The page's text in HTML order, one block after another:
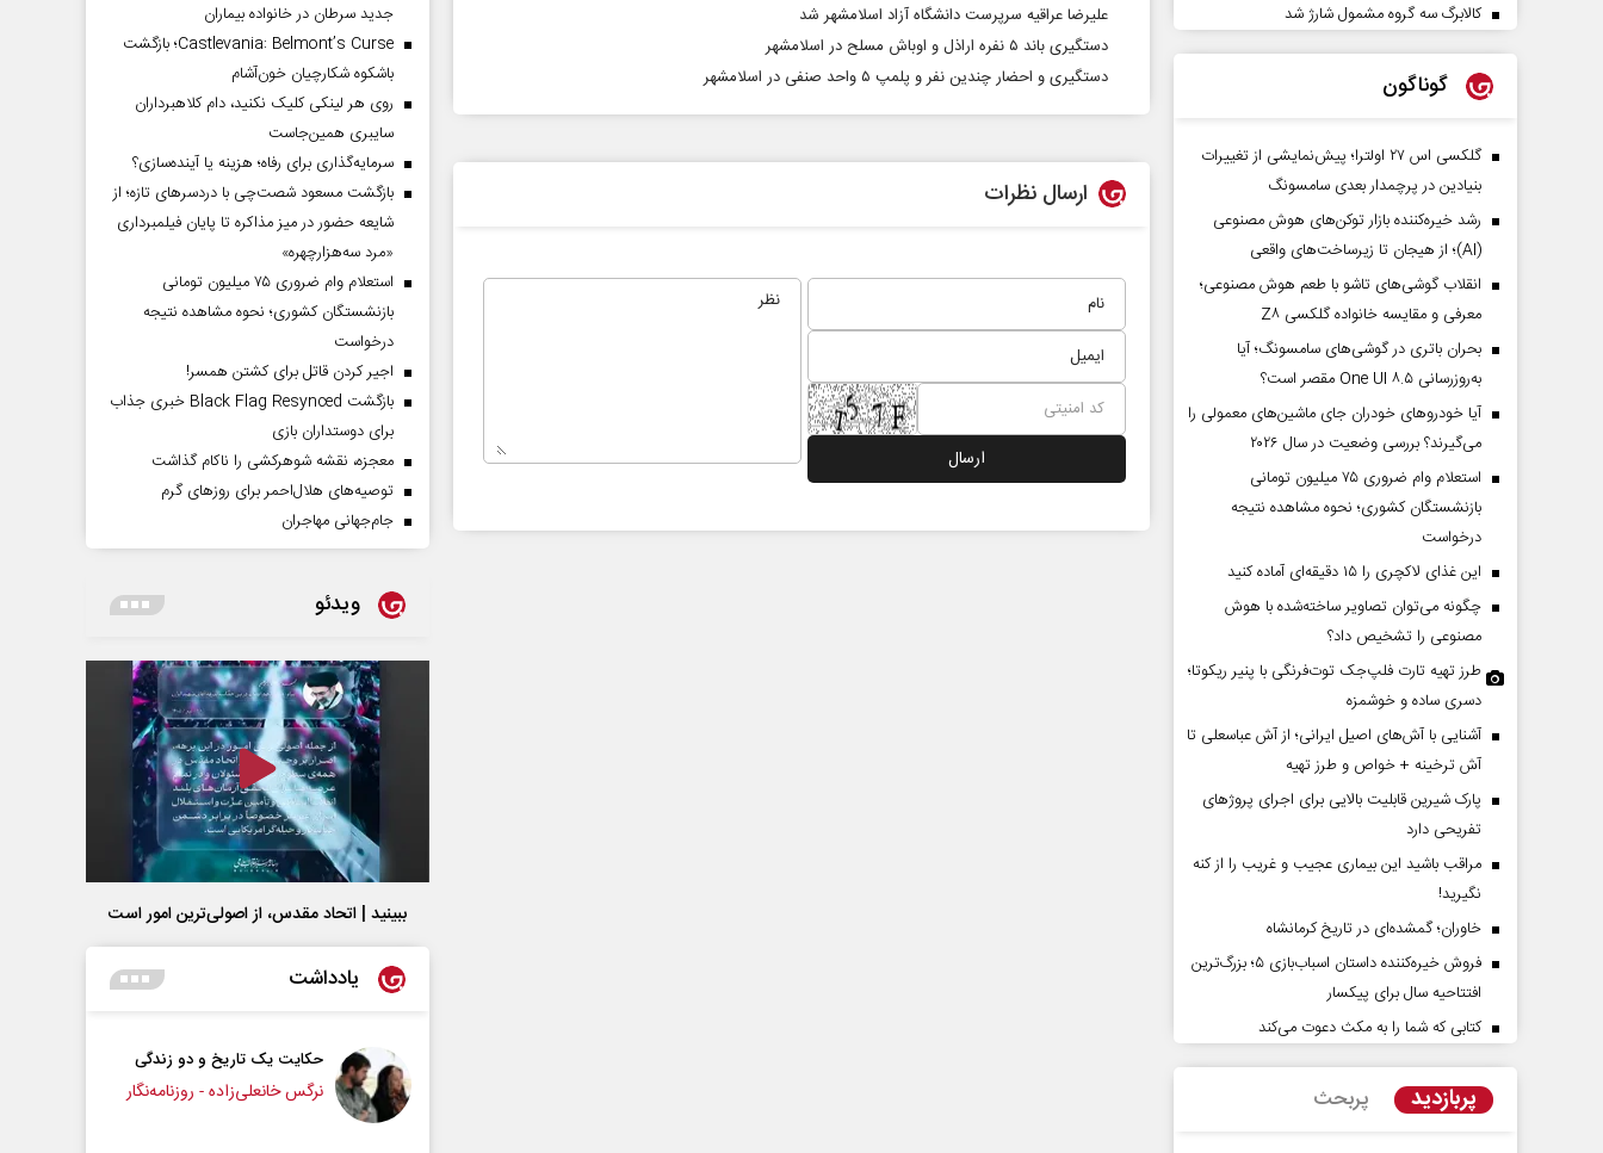
علیرضا عراقیه سرپرست دانشگاه آزاد اسلامشهر شد
دستگیری باند ۵ نفره اراذل و اوباش مسلح در اسلامشهر
دستگیری و احضار چندین نفر و پلمپ ۵ واحد صنفی در اسلامشهر
ارسال نظرات
کالابرگ سه گروه مشمول شارژ شد
گوناگون
گلکسی اس ۲۷ اولترا؛ پیش‌نمایشی از تغییرات
بنیادین در پرچمدار بعدی سامسونگ
رشد خیره‌کننده بازار توکن‌های هوش مصنوعی
(AI)؛ از هیجان تا زیرساخت‌های واقعی
انقلاب گوشی‌های تاشو‌ با طعم هوش مصنوعی؛
معرفی و مقایسه خانواده گلکسی Z۸
بحران باتری در گوشی‌های سامسونگ؛ آیا
به‌روزرسانی One UI ۸.۵ مقصر است؟
آیا خودروهای خودران جای ماشین‌های معمولی را
می‌گیرند؟ بررسی وضعیت در سال ۲۰۲۶
استعلام وام ضروری ۷۵ میلیون تومانی
بازنشستگان کشوری؛ نحوه مشاهده نتیجه
درخواست
این غذای لاکچری را ۱۵ دقیقه‌ای آماده کنید
چگونه می‌توان تصاویر ساخته‌شده با هوش
مصنوعی را تشخیص داد؟
طرز تهیه تارت فلپ‌جک توت‌فرنگی با پنیر ریکوتا؛
دسری ساده و خوشمزه
آشنایی با آش‌های اصیل ایرانی؛ از آش عباسعلی تا
آش ترخینه + خواص و طرز تهیه
پارک شیرین قابلیت‌ بالایی برای اجرای پروژهای
تفریحی دارد
مراقب باشید این بیماری عجیب و غریب را از کنه
نگیرید!
خاوران؛ گمشده‌ای در تاریخ کرمانشاه
فروش خیره‌کننده داستان اسباب‌بازی ۵؛ بزرگ‌ترین
افتتاحیه سال برای پیکسار
کتابی که شما را به مکث دعوت می‌کند
پربازدید پربحث
جدید سرطان در خانواده بیماران
Castlevania: Belmont’s Curse؛ بازگشت
باشکوه شکارچیان خون‌آشام
روی هر لینکی کلیک نکنید، دام کلاهبرداران
سایبری همین‌جاست
سرمایه‌گذاری برای رفاه؛ هزینه یا آینده‌سازی؟
بازگشت مسعود شصت‌چی با دردسر‌های تازه؛ از
شایعه حضور در میز مذاکره تا پایان فیلمبرداری
«مرد سه‌هزارچهره»
استعلام وام ضروری ۷۵ میلیون تومانی
بازنشستگان کشوری؛ نحوه مشاهده نتیجه
درخواست
اجیر کردن قاتل برای کشتن همسر!
بازگشت Black Flag Resynced خبری جذاب
برای دوستداران بازی
معجزه، نقشه شوهرکشی را ناکام گذاشت
توصیه‌های هلال‌احمر برای روز‌های گرم
جام‌جهانی مهاجران
ویدئو
ببینید | اتحاد مقدس، از اصولی‌ترین امور است
یادداشت
ادعا‌های خلاف واقع آمریکا
حکایت یک تاریخ و دو زندگی
نرگس خانعلی‌زاده - روزنامه‌نگار
چرایی عقب‌نشینی